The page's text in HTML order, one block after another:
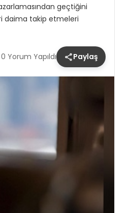
geçtiğini
daima takip etmeleri
0 Yorum Yapıldı Paylaş